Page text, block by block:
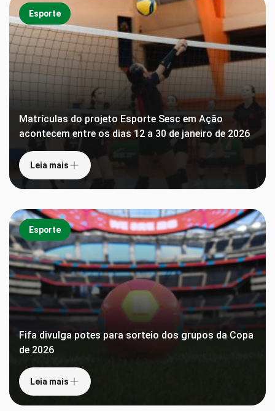
Esporte
Matrículas do projeto Esporte Sesc em Ação
acontecem entre os dias 12 a 30 de janeiro de 2026
Leia mais
Esporte
Fifa divulga potes para sorteio dos grupos da Copa
de 2026
Leia mais